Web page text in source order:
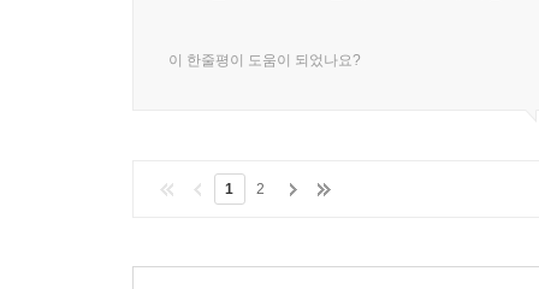
이 한줄평이 도움이 되었나요?
1 2